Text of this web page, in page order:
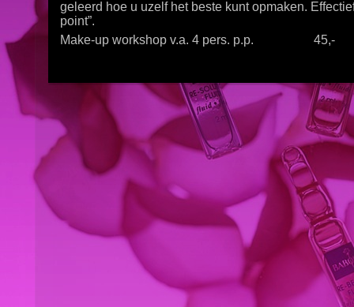
geleerd hoe u uzelf het beste kunt opmaken.
point”.
Make-up workshop v.a. 4 pers. p.p. 45,-